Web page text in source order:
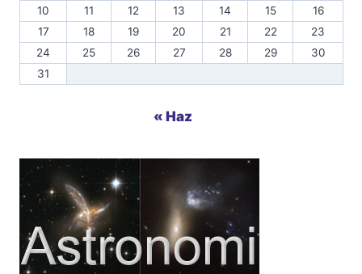
10
11 12 13 14 15
16
17
18 19 20 21 22
23
24
25 26 27 28 29
30
31
« Haz